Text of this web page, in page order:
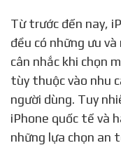
Từ trước đến nay, iPhone lock hay iPhone quốc tế
đều có những ưu
cân nhắc khi chọn
tùy thuộc vào nhu
người dùng. Tuy
iPhone quốc tế và
những lựa chọn an